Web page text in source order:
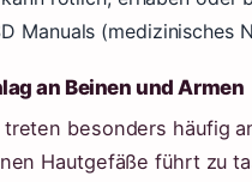
Manuals (medizinisches
an Beinen und Armen
besonders häufig
Hautgefäße führt zu